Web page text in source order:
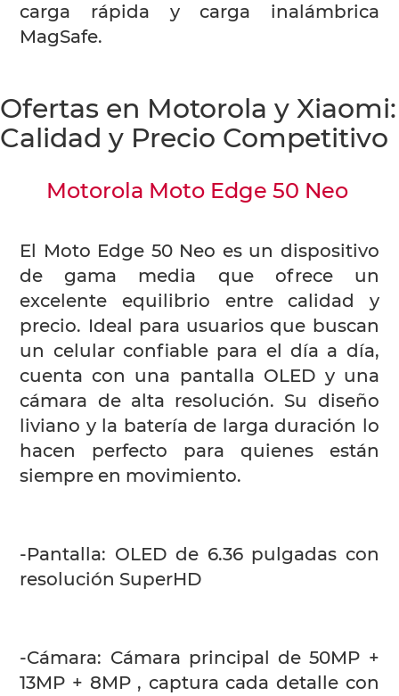
carga rápida y carga inalámbrica
MagSafe.
Ofertas en Motorola y Xiaomi:
Calidad y Precio Competitivo
Motorola Moto Edge 50 Neo
El Moto Edge 50 Neo es un dispositivo
de gama media que ofrece un
excelente equilibrio entre calidad y
precio. Ideal para usuarios que buscan
un celular confiable para el día a día,
cuenta con una pantalla OLED y una
cámara de alta resolución. Su diseño
liviano y la batería de larga duración lo
hacen perfecto para quienes están
siempre en movimiento.
-Pantalla: OLED de 6.36 pulgadas con
resolución SuperHD
-Cámara: Cámara principal de 50MP +
13MP + 8MP , captura cada detalle con